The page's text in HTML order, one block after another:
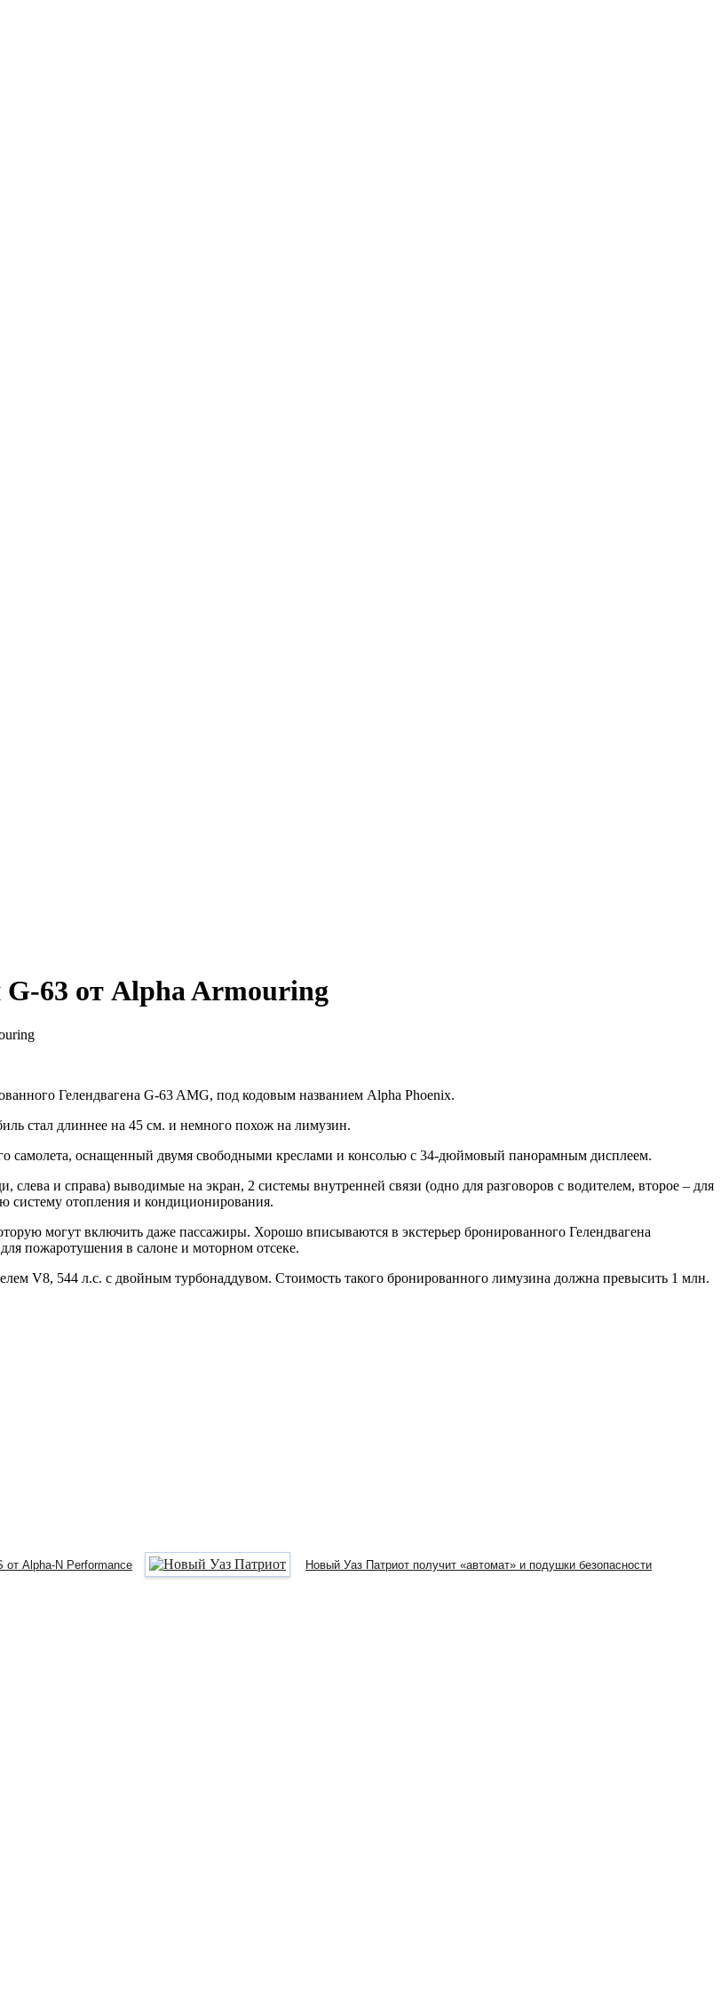
характреристики, фото и автообзоры. Автотюнинг, тест-драйвы. Шины, диски, резина
характреристики, фото и автообзоры. Автотюнинг, тест-драйвы. Шины, диски, резина
63 от Alpha Armouring
Гелендвагена G-63 AMG, под кодовым названием Alpha Phoenix.
стал длиннее на 45 см. и немного похож на лимузин.
самолета, оснащенный двумя свободными креслами и консолью с 34-дюймовый панорамным дисплеем.
и справа) выводимые на экран, 2 системы внутренней связи (одно для разговоров с водителем, второе – для
систему отопления и кондиционирования.
могут включить даже пассажиры. Хорошо вписываются в экстерьер бронированного Гелендвагена
пожаротушения в салоне и моторном отсеке.
V8, 544 л.с. с двойным турбонаддувом. Стоимость такого бронированного лимузина должна превысить 1 млн.
от Alpha-N Performance Новый Уаз Патриот получит «автомат» и подушки безопасности